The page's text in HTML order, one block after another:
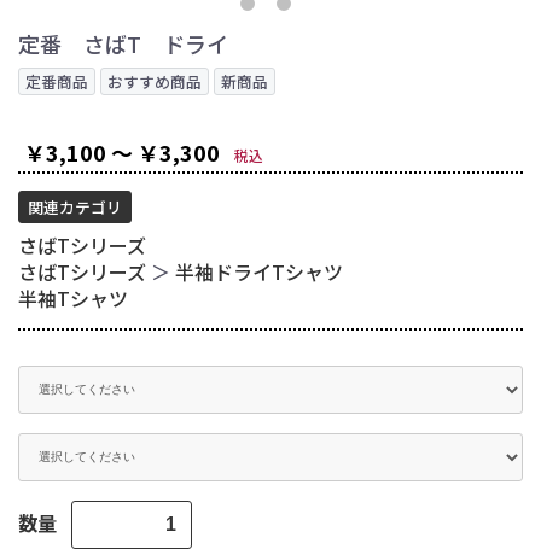
定番 さばT ドライ
定番商品 おすすめ商品 新商品
￥3,100 ～ ￥3,300 税込
関連カテゴリ
さばTシリーズ
さばTシリーズ ＞ 半袖ドライTシャツ
半袖Tシャツ
数量